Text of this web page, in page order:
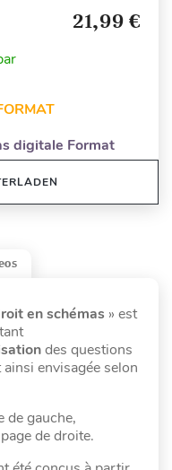
21,99 €
digitale Format
en schémas » est
des questions
envisagée selon
de gauche,
de droite.